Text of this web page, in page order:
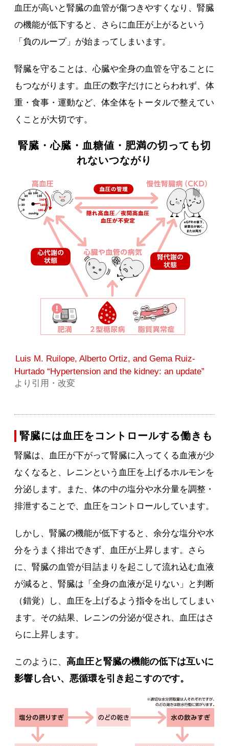
血圧が高いと腎臓の血管が傷つきやすくなり、腎臓
の機能が低下すると、さらに血圧が上がるという
「負のループ」が始まってしまいます。
腎臓を守ることは、心臓や全身の血管を守ることに
もつながります。血圧の数字だけにとらわれず、体
重・食事・運動など、体全体をトータルで整えてい
くことが大切です。
腎臓・心臓・血糖値・肥満の切っても切
れないつながり
Luis M. Ruilope, Alberto Ortiz, and Gema Ruiz-
Hurtado “Hypertension and the kidney: an update”
より引用・改変
腎臓には血圧をコントロールする働きも
腎臓は、血圧が下がって腎臓に入ってくる血液が少
なくなると、レニンという血圧を上げるホルモンを
分泌します。また、体の中の塩分や水分量を調整・
排泄することで、血圧をコントロールしています。
しかし、腎臓の機能が低下すると、余分な塩分や水
分をうまく排出できず、血圧が上昇します。さら
に、腎臓の血管が目詰まりを起こして流れ込む血液
が減ると、腎臓は「全身の血液が足りない」と判断
（錯覚）し、血圧を上げるよう指令を出してしまい
ます。その結果、レニンの分泌が促され、血圧はさ
らに上昇します。
このように、 高血圧と腎臓の機能の低下は互いに
影響し合い、悪循環を引き起こすのです。